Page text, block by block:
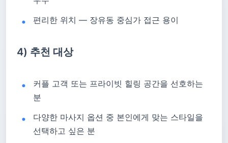
편리한 위치 — 장유동 중심가 접근 용이
4) 추천 대상
커플 고객 또는 프라이빗 힐링 공간을 선호하는
분
다양한 마사지 옵션 중 본인에게 맞는 스타일을
선택하고 싶은 분